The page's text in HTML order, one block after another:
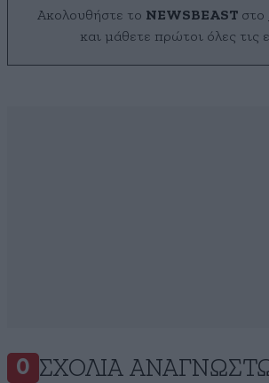
Ακολουθήστε το NEWSBEAST στο
και μάθετε πρώτοι όλες τις
0 ΣΧΌΛΙΑ